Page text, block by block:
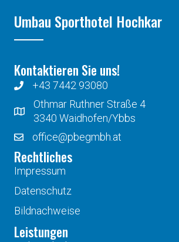
Umbau Sporthotel Hochkar
Kontaktieren Sie uns!
+43 7442 93080
Othmar Ruthner Straße 4
3340 Waidhofen/Ybbs
office@pbegmbh.at
Rechtliches
Impressum
Datenschutz
Bildnachweise
Leistungen